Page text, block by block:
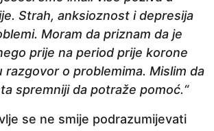
Strah, anksioznost i depresija
Moram da priznam da je
prije na period prije korone
razgovor o problemima. Mislim da
spremniji da potraže pomoć.“
se ne smije podrazumijevati